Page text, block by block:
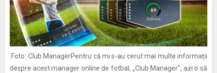
Foto: Club ManagerPentru că mi s-au cerut mai multe informații
despre acest manager online de fotbal, „Club Manager”, azi o să